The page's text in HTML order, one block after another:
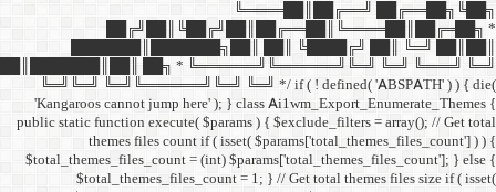
██║███████║██║ ██╗
╚═╝╚═╝
'Kangaroos cannot
public static function
themes files